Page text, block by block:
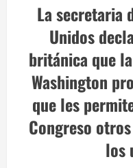
La secretaria
Unidos
británica que
Washington
que les
Congreso
los